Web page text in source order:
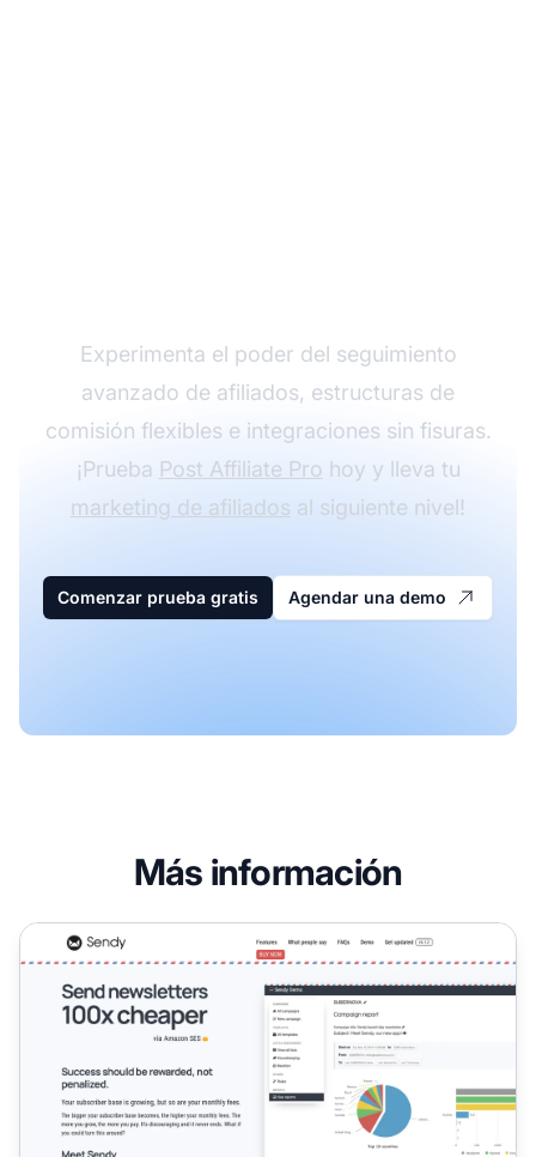
Experimenta el poder del seguimiento
avanzado de afiliados, estructuras de
comisión flexibles e integraciones sin fisuras.
¡Prueba Post Affiliate Pro hoy y lleva tu
marketing de afiliados al siguiente nivel!
Comenzar prueba gratis Agendar una demo
Más información
Programa de Afiliados de Sendy